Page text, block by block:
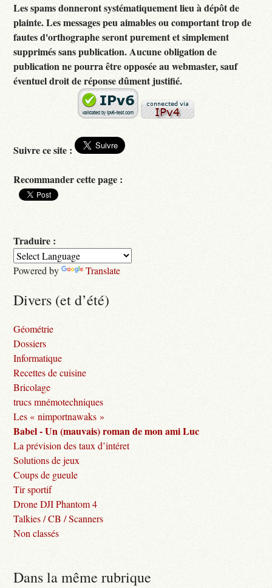
Les spams donneront systématiquement lieu à dépôt de
plainte. Les messages peu aimables ou comportant trop de
fautes d'orthographe seront purement et simplement
supprimés sans publication. Aucune obligation de
publication ne pourra être opposée au webmaster, sauf
éventuel droit de réponse dûment justifié.
Suivre ce site :
Recommander cette page :
Traduire :
Powered by Translate
Divers (et d’été)
Géométrie
Dossiers
Informatique
Recettes de cuisine
Bricolage
trucs mnémotechniques
Les « nimportnawaks »
Babel - Un (mauvais) roman de mon ami Luc
La prévision des taux d’intéret
Solutions de jeux
Coups de gueule
Tir sportif
Drone DJI Phantom 4
Talkies / CB / Scanners
Non classés
Dans la même rubrique